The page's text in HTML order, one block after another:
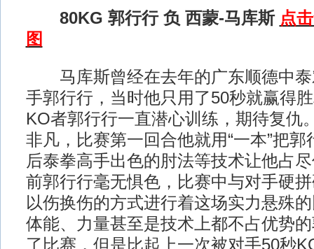
80KG 郭行行 负 西蒙-马库斯 点
图
马库斯曾经在去年的广东顺德中泰
手郭行行，当时他只用了50秒就赢得
KO者郭行行一直潜心训练，期待复仇
非凡，比赛第一回合他就用“一本”把
后泰拳高手出色的肘法等技术让他占
前郭行行毫无惧色，比赛中与对手硬
以伤换伤的方式进行着这场实力悬殊
体能、力量甚至是技术上都不占优势
了比赛，但是比起上一次被对手50秒